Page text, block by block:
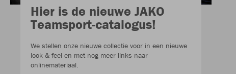
Hier is de nieuwe JAKO
Teamsport-catalogus!
We stellen onze nieuwe collectie voor in een nieuwe
look & feel en met nog meer links naar
onlinemateriaal.